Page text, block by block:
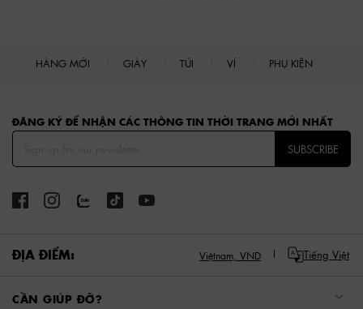
HÀNG MỚI GIÀY TÚI VÍ PHỤ KIỆN
ĐĂNG KÝ ĐỂ NHẬN CÁC THÔNG TIN THỜI TRANG MỚI NHẤT
SUBSCRIBE
ĐỊA ĐIỂM: Việtnam, VND Tiếng Việt
CẦN GIÚP ĐỠ?